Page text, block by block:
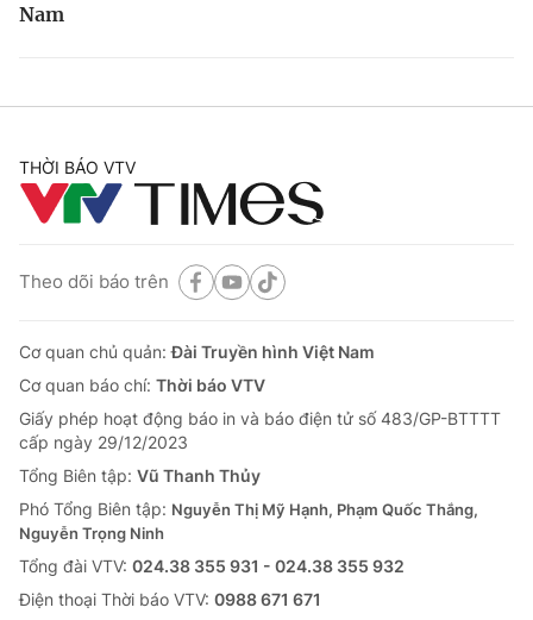
Nam
THỜI BÁO VTV
Theo dõi báo trên
Cơ quan chủ quản:Đài Truyền hình Việt Nam
Cơ quan báo chí: Thời báo VTV
Giấy phép hoạt động báo in và báo điện tử số 483/GP-BTTTT
cấp ngày 29/12/2023
Tổng Biên tập: Vũ Thanh Thủy
Phó Tổng Biên tập: Nguyễn Thị Mỹ Hạnh, Phạm Quốc Thắng,
Nguyễn Trọng Ninh
Tổng đài VTV: 024.38 355 931 - 024.38 355 932
Ðiện thoại Thời báo VTV: 0988 671 671